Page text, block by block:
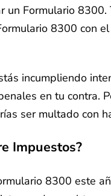
un Formulario
8300 con
incumpliendo
en tu
ser multado con
Impuestos?
8300 este